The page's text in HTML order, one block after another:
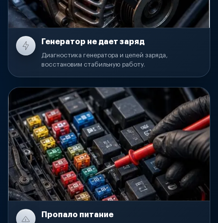
Генератор не дает заряд
Диагностика генератора и цепей заряда,
восстановим стабильную работу.
Пропало питание